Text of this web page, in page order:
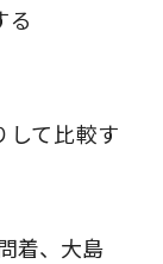
る
て比較す
着、大島